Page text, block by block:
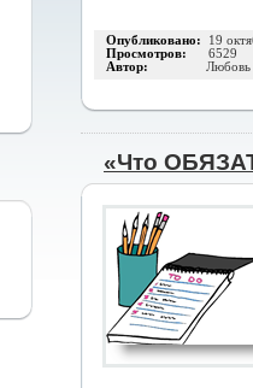
Опубликовано: 19
Просмотров: 6529
Автор: Любовь
«Что